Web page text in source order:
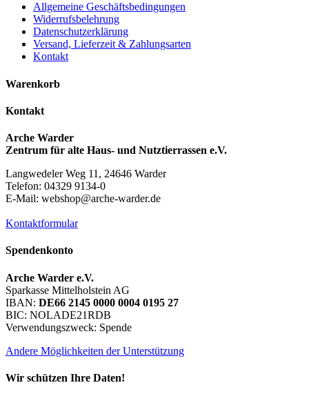
Allgemeine Geschäftsbedingungen
Widerrufsbelehrung
Datenschutzerklärung
Versand, Lieferzeit & Zahlungsarten
Kontakt
Warenkorb
Kontakt
Arche Warder
Zentrum für alte Haus- und Nutztierrassen e.V.
Langwedeler Weg 11, 24646 Warder
Telefon: 04329 9134-0
E-Mail: webshop@arche-warder.de
Kontaktformular
Spendenkonto
Arche Warder e.V.
Sparkasse Mittelholstein AG
IBAN: DE66 2145 0000 0004 0195 27
BIC: NOLADE21RDB
Verwendungszweck: Spende
Andere Möglichkeiten der Unterstützung
Wir schützen Ihre Daten!